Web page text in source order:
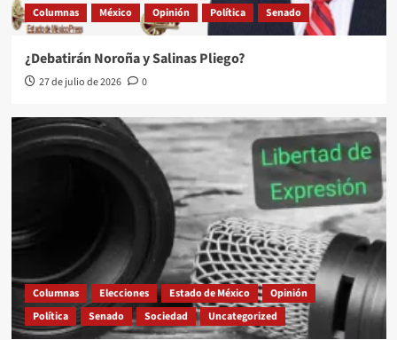
Columnas México Opinión Política Senado
¿Debatirán Noroña y Salinas Pliego?
27 de julio de 2026 0
Columnas Elecciones Estado de México
Opinión
Política
Senado Sociedad Uncategorized